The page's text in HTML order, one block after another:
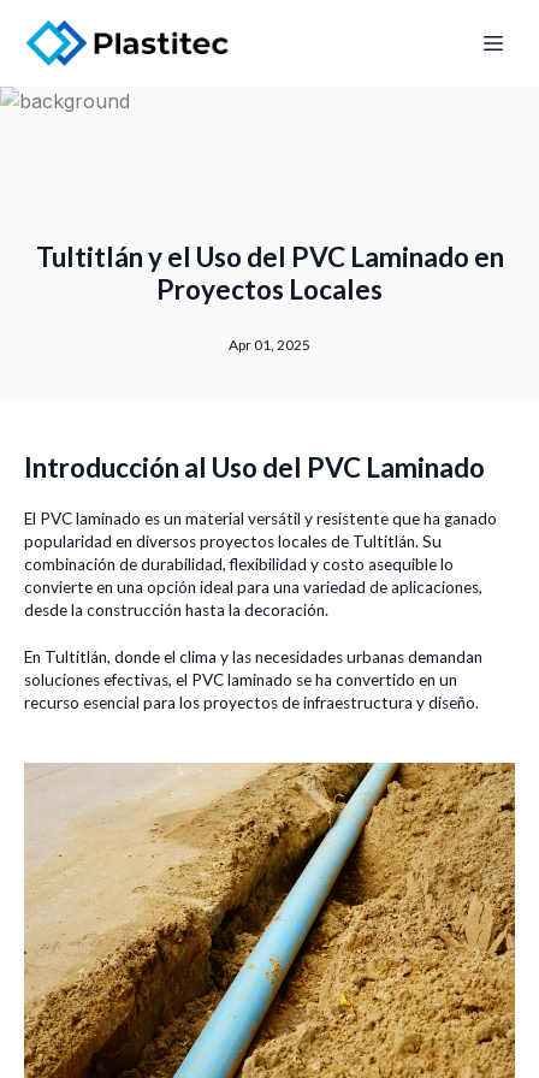
Tultitlán y el Uso del PVC Laminado en
Proyectos Locales
Apr 01, 2025
Introducción al Uso del PVC Laminado
El PVC laminado es un material versátil y resistente que ha ganado
popularidad en diversos proyectos locales de Tultitlán. Su
combinación de durabilidad, flexibilidad y costo asequible lo
convierte en una opción ideal para una variedad de aplicaciones,
desde la construcción hasta la decoración.
En Tultitlán, donde el clima y las necesidades urbanas demandan
soluciones efectivas, el PVC laminado se ha convertido en un
recurso esencial para los proyectos de infraestructura y diseño.